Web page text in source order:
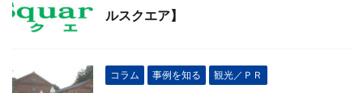
ルスクエア】
コラム 事例を知る 観光／ＰＲ